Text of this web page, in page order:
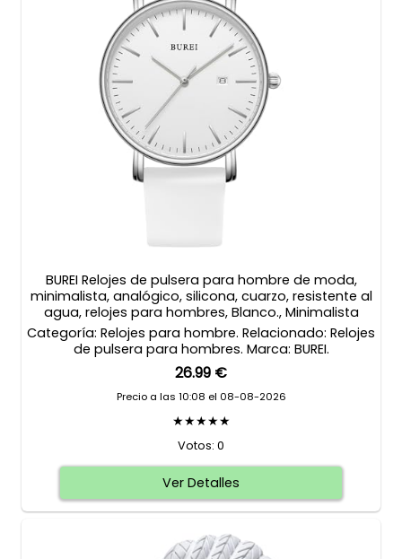
BUREI Relojes de pulsera para hombre de moda,
minimalista, analógico, silicona, cuarzo, resistente al
agua, relojes para hombres, Blanco., Minimalista
Categoría: Relojes para hombre. Relacionado: Relojes
de pulsera para hombres. Marca: BUREI.
26.99 €
Precio a las 10:08 el 08-08-2026
★★★★★
Votos: 0
Ver Detalles